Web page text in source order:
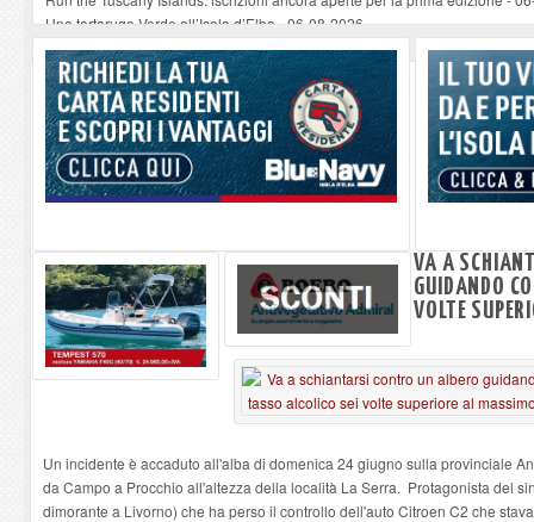
Una tartaruga Verde all’Isola d’Elba-06-08-2026
Furgone in fiamme a Capoliveri, illeso il conducente-06-08-2026
Campo: chiusura della biblioteca comunale in occasione del Santo Patrono
A Carpani si apre la Festa di Liberazione: il programma della prima serata-
VA A
GUIDANDO
VOLTE
Un incidente è accaduto all'alba di domenica 24 giugno sulla provinciale
da Campo a Procchio all'altezza della località La Serra. Protagonista del
dimorante a Livorno) che ha perso il controllo dell'auto Citroen C2 che